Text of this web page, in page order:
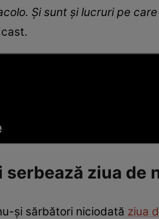
Și sunt și lucruri pe
ziua de
și sărbători niciodată ziua